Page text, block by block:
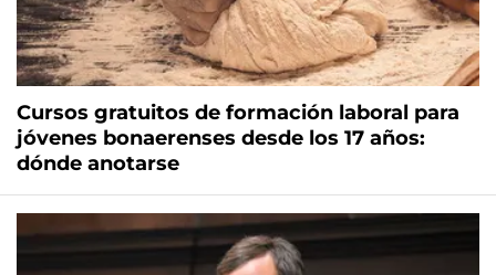
Cursos gratuitos de formación laboral para
jóvenes bonaerenses desde los 17 años:
dónde anotarse